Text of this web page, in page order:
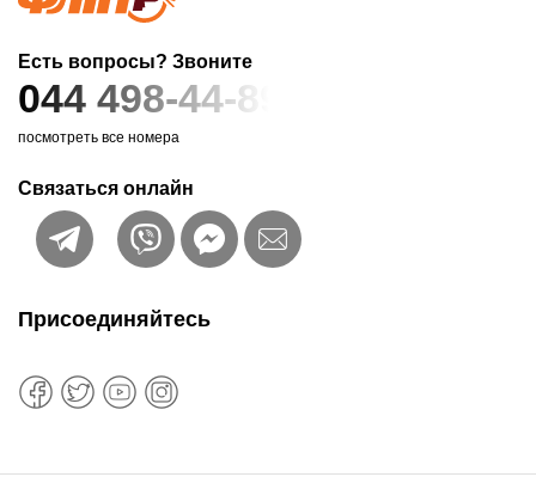
Есть вопросы? Звоните
044 498-44-89
посмотреть все номера
Связаться онлайн
Присоединяйтесь